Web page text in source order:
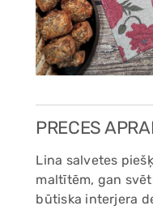
PRECES
Lina salvetes
maltītēm, gan
būtiska interjera